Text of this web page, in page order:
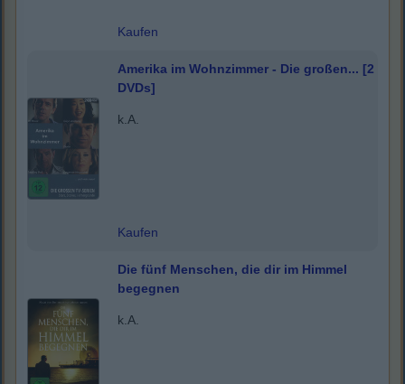
Kaufen
Amerika im Wohnzimmer - Die großen... [2
DVDs]
k.A.
Kaufen
Die fünf Menschen, die dir im Himmel
begegnen
k.A.